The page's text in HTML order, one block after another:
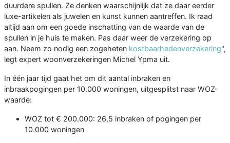
duurdere spullen. Ze denken waarschijnlijk dat ze daar eerder
luxe-artikelen als juwelen en kunst kunnen aantreffen. Ik raad
altijd aan om een goede inschatting van de waarde van de
spullen in je huis te maken. Pas daar weer de verzekering op
aan. Neem zo nodig een zogeheten kostbaarhedenverzekering",
legt expert woonverzekeringen Michel Ypma uit.
In één jaar tijd gaat het om dit aantal inbraken en
inbraakpogingen per 10.000 woningen, uitgesplitst naar WOZ-
waarde:
WOZ tot € 200.000: 26,5 inbraken of pogingen per
10.000 woningen